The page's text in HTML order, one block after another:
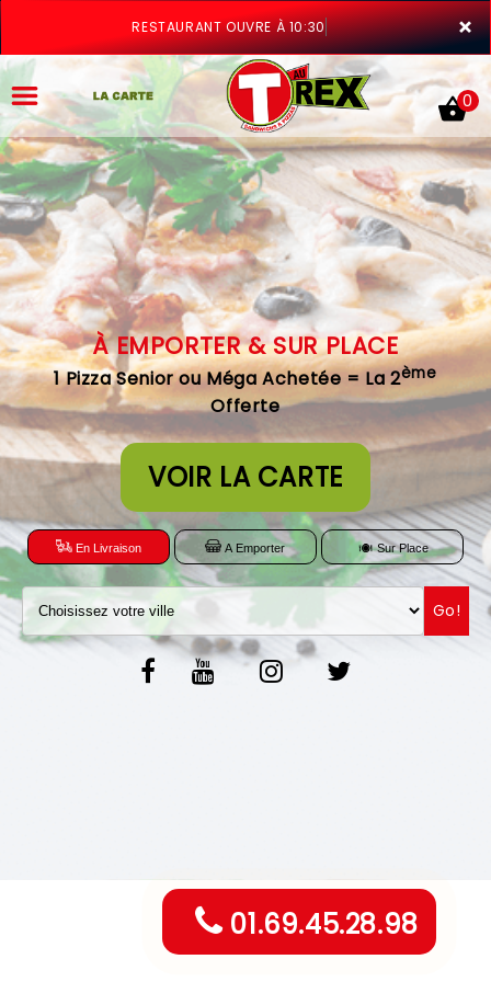
×
RESTAURANT OUVRE À 10:30
01.69.45.28.98
ACCUEIL
LA CARTE
VOTRE COMPTE
NOTRE RESTAURANT
VOS AVIS
MENTIONS LÉGALES
C.G.V
0
À EMPORTER & SUR PLACE
1 Pizza Senior ou Méga Achetée = La 2ème
Offerte
VOIR LA CARTE
En Livraison A Emporter Sur Place
Go!